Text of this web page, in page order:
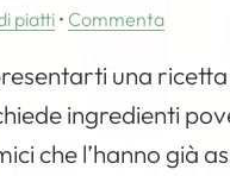
piatti• Commenta
una
ingredienti
che l’hanno già